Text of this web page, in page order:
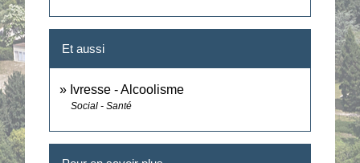
Et aussi
Ivresse - Alcoolisme
Social - Santé